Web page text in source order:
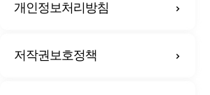
개인정보처리방침
저작권보호정책